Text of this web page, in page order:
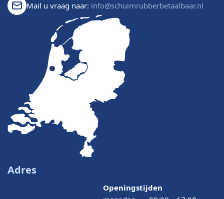
Mail u vraag naar: info@schuimrubberbetaalbaar.nl
Adres
Openingstijden